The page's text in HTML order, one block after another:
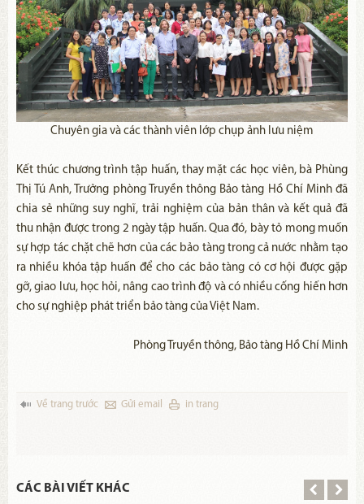
Chuyên gia và các thành viên lớp chụp ảnh lưu niệm
Kết thúc chương trình tập huấn, thay mặt các học viên, bà Phùng
Thị Tú Anh, Trưởng phòng Truyền thông Bảo tàng Hồ Chí Minh đã
chia sẻ những suy nghĩ, trải nghiệm của bản thân và kết quả đã
thu nhận được trong 2 ngày tập huấn. Qua đó, bày tỏ mong muốn
sự hợp tác chặt chẽ hơn của các bảo tàng trong cả nước nhằm tạo
ra nhiều khóa tập huấn để cho các bảo tàng có cơ hội được gặp
gỡ, giao lưu, học hỏi, nâng cao trình độ và có nhiều cống hiến hơn
cho sự nghiệp phát triển bảo tàng của Việt Nam.
Phòng Truyền thông, Bảo tàng Hồ Chí Minh
Về trang trước Gửi email in trang
CÁC BÀI VIẾT KHÁC